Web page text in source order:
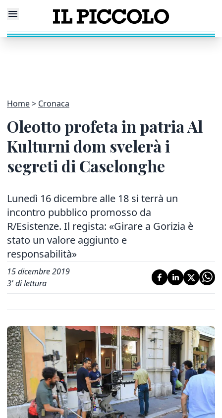
Home Cronaca
Oleotto profeta in patria Al
Kulturni dom svelerà i
segreti di Caselonghe
Lunedì 16 dicembre alle 18 si terrà un
incontro pubblico promosso da
R/Esistenze. Il regista: «Girare a Gorizia è
stato un valore aggiunto e
responsabilità»
15 dicembre 2019
3' di lettura